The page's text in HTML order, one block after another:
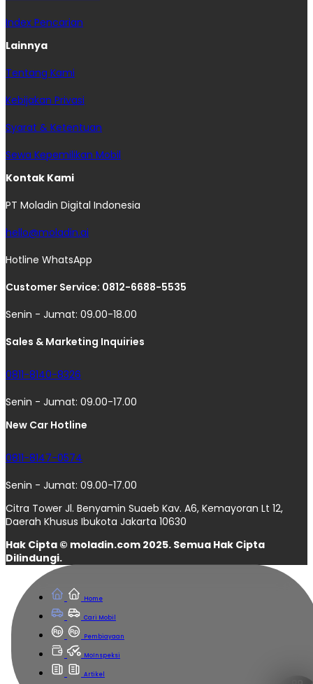
Home
Cari Mobil
Pembiayaan
MoInspeksi
Artikel
Index Pencarian
Lainnya
Tentang Kami
Kebijakan Privasi
Syarat & Ketentuan
Sewa Kepemilikan Mobil
Kontak Kami
PT Moladin Digital Indonesia
hello@moladin.ai
Hotline WhatsApp
Customer Service: 0812-6688-5535
Senin - Jumat: 09.00-18.00
Sales & Marketing Inquiries
0811-8140-8326
Senin - Jumat: 09.00-17.00
New Car Hotline
0811-8147-0574
Senin - Jumat: 09.00-17.00
Citra Tower Jl. Benyamin Suaeb Kav. A6, Kemayoran Lt 12,
Daerah Khusus Ibukota Jakarta 10630
Hak Cipta © moladin.com 2025. Semua Hak Cipta
Dilindungi.